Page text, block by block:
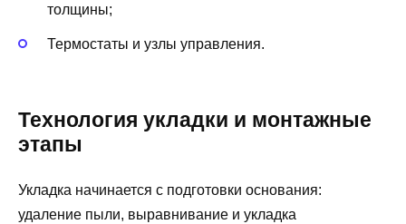
толщины;
Термостаты и узлы управления.
Технология укладки и монтажные
этапы
Укладка начинается с подготовки основания:
удаление пыли, выравнивание и укладка